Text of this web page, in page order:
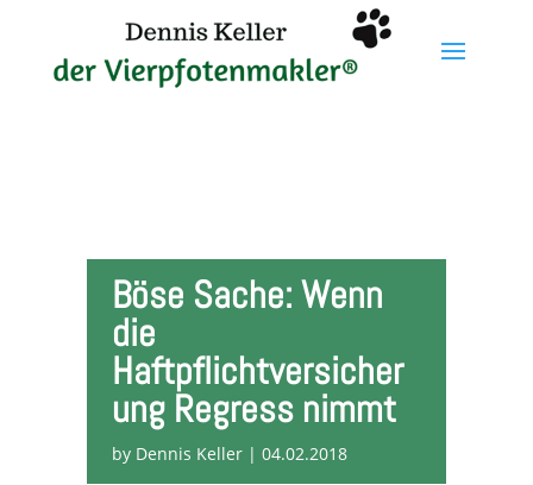
Böse Sache: Wenn
die
Haftpflichtversicher
ung Regress nimmt
by Dennis Keller |04.02.2018